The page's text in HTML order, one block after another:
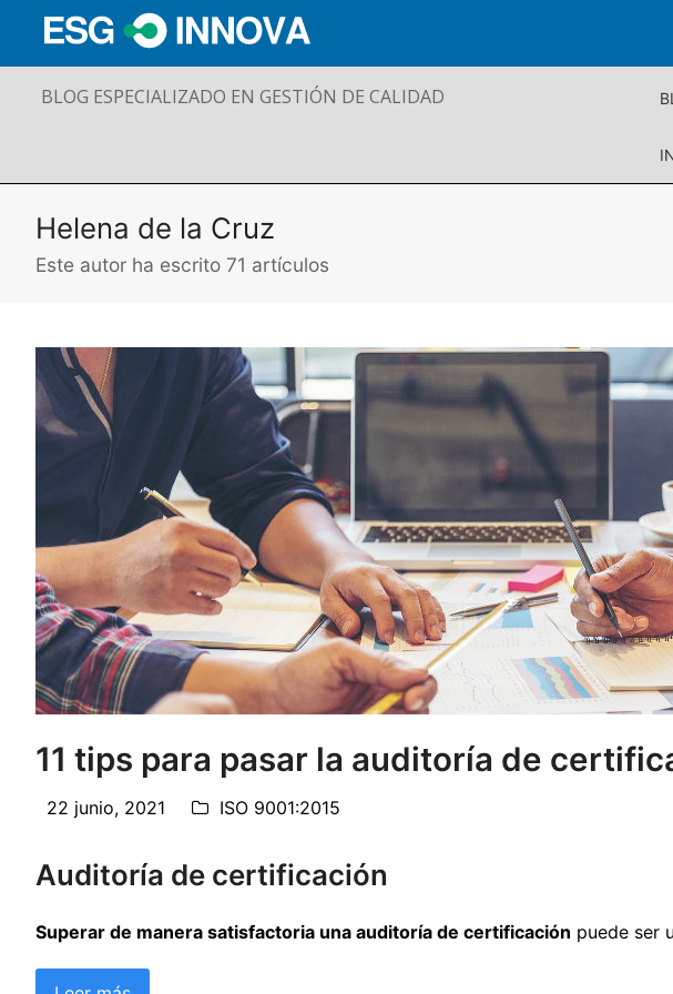
BLOG ESPECIALIZADO EN GESTIÓN DE CALIDAD
Helena de la Cruz
Este autor ha escrito 71 artículos
11 tips para pasar la auditoría de
22 junio, 2021 ISO 9001:2015
Auditoría de certificación
Superar de manera satisfactoria una auditoría de certificación puede ser